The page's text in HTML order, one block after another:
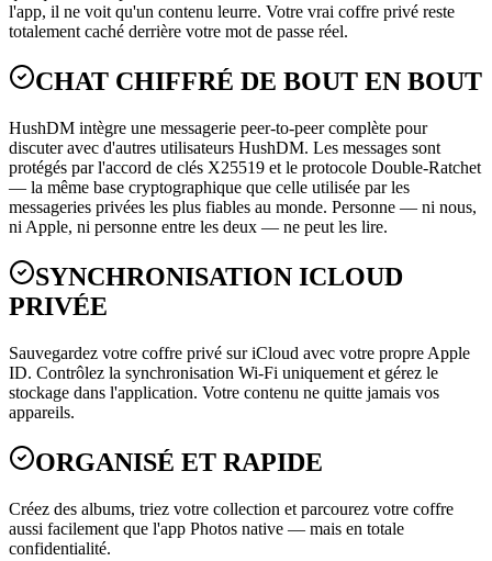
l'app, il ne voit qu'un contenu leurre. Votre vrai coffre privé reste
totalement caché derrière votre mot de passe réel.
CHAT CHIFFRÉ DE BOUT EN BOUT
HushDM intègre une messagerie peer-to-peer complète pour
discuter avec d'autres utilisateurs HushDM. Les messages sont
protégés par l'accord de clés X25519 et le protocole Double-Ratchet
— la même base cryptographique que celle utilisée par les
messageries privées les plus fiables au monde. Personne — ni nous,
ni Apple, ni personne entre les deux — ne peut les lire.
SYNCHRONISATION ICLOUD
PRIVÉE
Sauvegardez votre coffre privé sur iCloud avec votre propre Apple
ID. Contrôlez la synchronisation Wi-Fi uniquement et gérez le
stockage dans l'application. Votre contenu ne quitte jamais vos
appareils.
ORGANISÉ ET RAPIDE
Créez des albums, triez votre collection et parcourez votre coffre
aussi facilement que l'app Photos native — mais en totale
confidentialité.